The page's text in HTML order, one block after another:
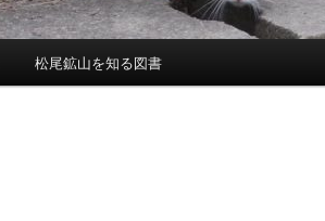
松尾鉱山を知る図書